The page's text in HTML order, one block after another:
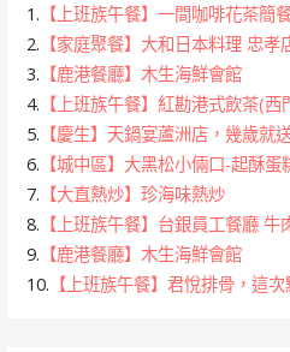
1. 【上班族午餐】一間咖啡花茶簡
2. 【家庭聚餐】大和日本料理 忠孝
3. 【鹿港餐廳】木生海鮮會館
4. 【上班族午餐】紅勘港式飲茶(西
5. 【慶生】天鍋宴蘆洲店，幾歲就
6. 【城中區】大黑松小倆口-起酥
7. 【大直熱炒】珍海味熱炒
8. 【上班族午餐】台銀員工餐廳 牛
9. 【鹿港餐廳】木生海鮮會館
10. 【上班族午餐】君悅排骨，這